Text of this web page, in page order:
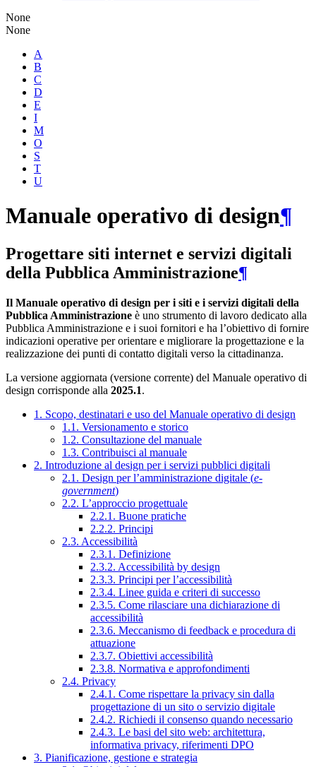
None
None
A
B
C
D
E
I
M
O
S
T
U
Manuale operativo di design¶
Progettare siti internet e servizi digitali
della Pubblica Amministrazione¶
Il Manuale operativo di design per i siti e i servizi digitali della
Pubblica Amministrazione è uno strumento di lavoro dedicato alla
Pubblica Amministrazione e i suoi fornitori e ha l’obiettivo di fornire
indicazioni operative per orientare e migliorare la progettazione e la
realizzazione dei punti di contatto digitali verso la cittadinanza.
La versione aggiornata (versione corrente) del Manuale operativo di
design corrisponde alla 2025.1.
1. Scopo, destinatari e uso del Manuale operativo di design
1.1. Versionamento e storico
1.2. Consultazione del manuale
1.3. Contribuisci al manuale
2. Introduzione al design per i servizi pubblici digitali
2.1. Design per l’amministrazione digitale (e-
government)
2.2. L’approccio progettuale
2.2.1. Buone pratiche
2.2.2. Principi
2.3. Accessibilità
2.3.1. Definizione
2.3.2. Accessibilità by design
2.3.3. Principi per l’accessibilità
2.3.4. Linee guida e criteri di successo
2.3.5. Come rilasciare una dichiarazione di
accessibilità
2.3.6. Meccanismo di feedback e procedura di
attuazione
2.3.7. Obiettivi accessibilità
2.3.8. Normativa e approfondimenti
2.4. Privacy
2.4.1. Come rispettare la privacy sin dalla
progettazione di un sito o servizio digitale
2.4.2. Richiedi il consenso quando necessario
2.4.3. Le basi del sito web: architettura,
informativa privacy, riferimenti DPO
3. Pianificazione, gestione e strategia